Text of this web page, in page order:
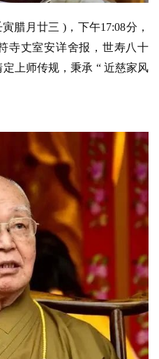
腊月廿三 )，下午17:08分，
寺丈室安详舍报，世寿八十
上师传规，秉承 “ 近慈家风